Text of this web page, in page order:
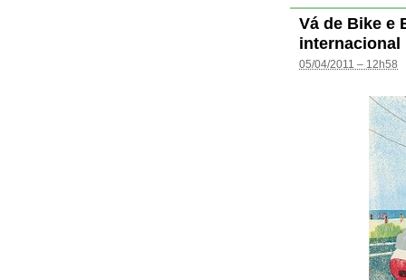
Vá de Bike e
internacional
05/04/2011 – 12h58